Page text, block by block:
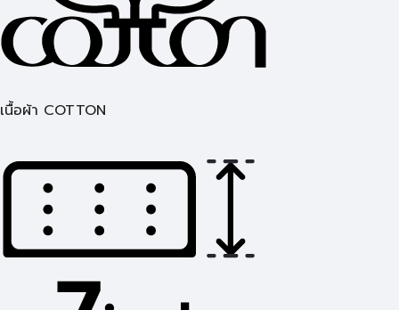
เนื้อผ้า COTTON